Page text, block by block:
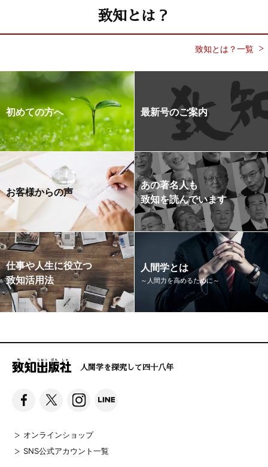
致知とは？
致知とは？一覧
初めての方へ 最新号のご案内
お客様からの声
あの著名人も
致知を読んでいます
仕事や人生に役立つ
致知活用法
人間学とは
～人間力を高めるために～
人間学を探究して四十八年
オンラインショップ
SNS公式アカウント一覧